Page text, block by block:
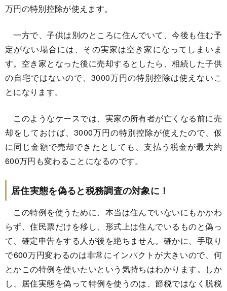
万円の特別控除が使えます。
一方で、子供は別のところに住んでいて、今後も住む予
定がない場合には、その実家は空き家になってしまいま
す。空き家となった後に売却するとしたら、相続した子供
の自宅ではないので、3000万円の特別控除は使えないこ
とになります。
このようなケースでは、実家の所有者が亡くなる前に売
却をしておけば、3000万円の特別控除が使えたので、仮
に同じ金額で売却できたとしても、支払う税金が最大約
600万円も変わることになるのです。
居住実態を偽ると税務調査の対象に！
この特例を使うために、本当は住んでいないにもかかわ
らず、住民票だけを移し、形式上は住んでいるものと偽っ
て、確定申告をする人が後を絶ちません。確かに、手取り
で600万円変わるのは非常にインパクトが大きいので、何
とかこの特例を使いたいという気持ちはわかります。しか
し、居住実態を偽って特例を使うのは、節税ではなく脱税